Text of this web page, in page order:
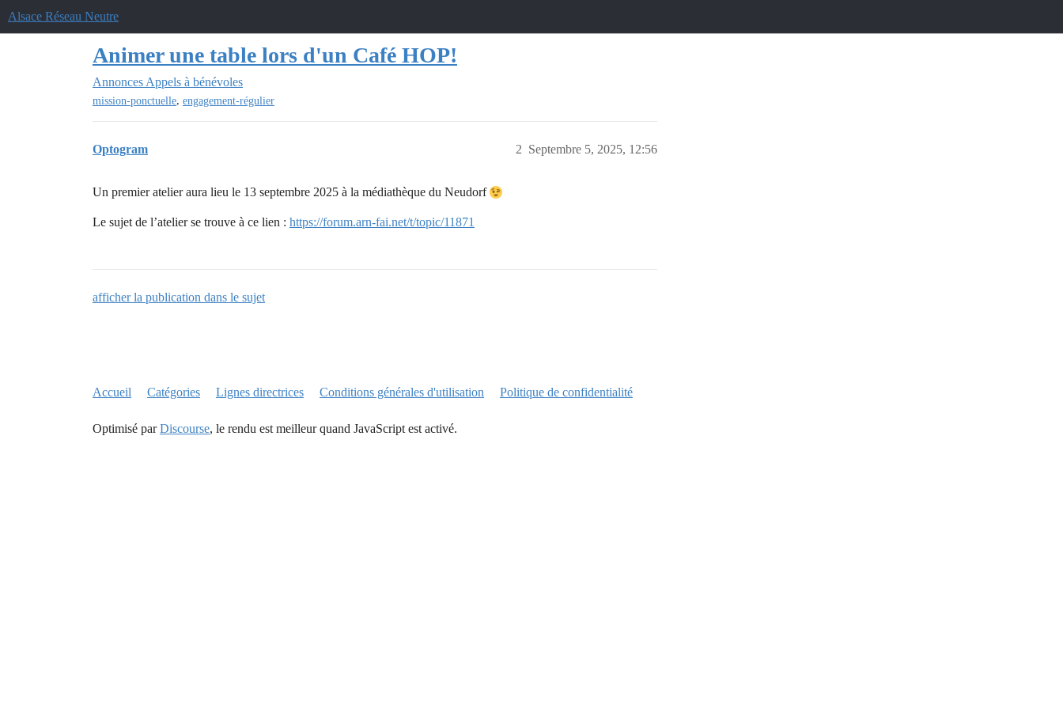
Alsace Réseau Neutre
Animer une table lors d'un Café HOP!
Annonces Appels à bénévoles
mission-ponctuelle, engagement-régulier
Optogram Septembre 5, 2025, 12:56
2
Un premier atelier aura lieu le 13 septembre 2025 à la médiathèque du Neudorf
Le sujet de l’atelier se trouve à ce lien : https://forum.arn-fai.net/t/topic/11871
afficher la publication dans le sujet
Accueil Catégories Lignes directrices Conditions générales d'utilisation Politique de confidentialité
Optimisé parDiscourse, le rendu est meilleur quand JavaScript est activé.